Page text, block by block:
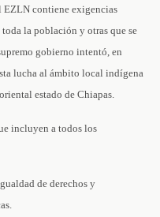
EZLN contiene exigencias
toda la población y otras que se
gobierno intentó, en
lucha al ámbito local indígena
estado de Chiapas.
incluyen a todos los
de derechos y